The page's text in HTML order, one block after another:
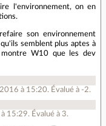
l'environnement, on en
son environnement
semblent plus aptes à
montre W10 que les dev
à 15:20. Évalué à -2.
15:29. Évalué à 3.